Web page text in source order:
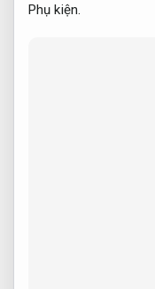
Phụ kiện.